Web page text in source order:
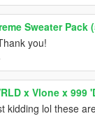
Sweater Pack
you!
x Vlone x 999
kidding lol these